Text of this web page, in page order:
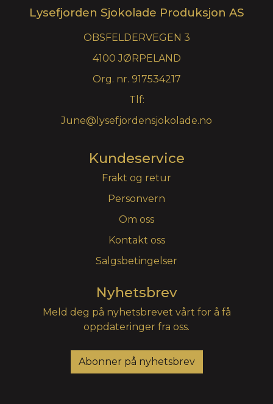
Lysefjorden Sjokolade Produksjon AS
OBSFELDERVEGEN 3
4100 JØRPELAND
Org. nr. 917534217
Tlf:
June@lysefjordensjokolade.no
Kundeservice
Frakt og retur
Personvern
Om oss
Kontakt oss
Salgsbetingelser
Nyhetsbrev
Meld deg på nyhetsbrevet vårt for å få
oppdateringer fra oss.
Abonner på nyhetsbrev